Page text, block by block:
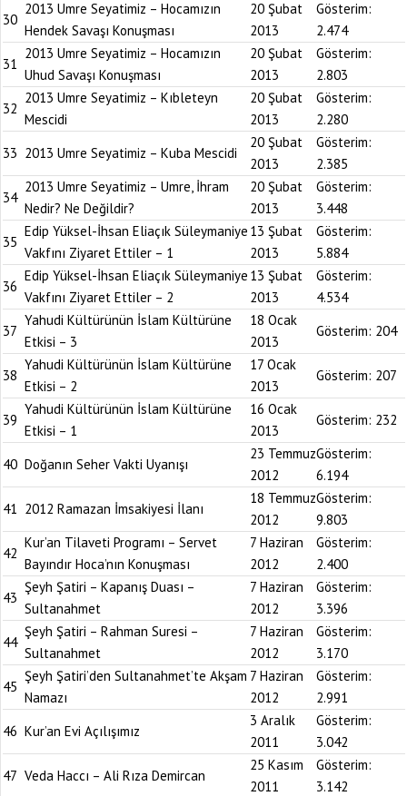
30
2013 Umre Seyatimiz – Hocamızın
Hendek Savaşı Konuşması
20 Şubat
2013
Gösterim:
2.474
31
2013 Umre Seyatimiz – Hocamızın
Uhud Savaşı Konuşması
20 Şubat
2013
Gösterim:
2.803
32
2013 Umre Seyatimiz – Kıbleteyn
Mescidi
20 Şubat
2013
Gösterim:
2.280
33 2013 Umre Seyatimiz – Kuba Mescidi
20 Şubat
2013
Gösterim:
2.385
34
2013 Umre Seyatimiz – Umre, İhram
Nedir? Ne Değildir?
20 Şubat
2013
Gösterim:
3.448
35
Edip Yüksel-İhsan Eliaçık Süleymaniye
Vakfını Ziyaret Ettiler – 1
13 Şubat
2013
Gösterim:
5.884
36
Edip Yüksel-İhsan Eliaçık Süleymaniye
Vakfını Ziyaret Ettiler – 2
13 Şubat
2013
Gösterim:
4.534
37
Yahudi Kültürünün İslam Kültürüne
Etkisi – 3
18 Ocak
2013
Gösterim: 204
38
Yahudi Kültürünün İslam Kültürüne
Etkisi – 2
17 Ocak
2013
Gösterim: 207
39
Yahudi Kültürünün İslam Kültürüne
Etkisi – 1
16 Ocak
2013
Gösterim: 232
40 Doğanın Seher Vakti Uyanışı
23 Temmuz
2012
Gösterim:
6.194
41 2012 Ramazan İmsakiyesi İlanı
18 Temmuz
2012
Gösterim:
9.803
42
Kur’an Tilaveti Programı – Servet
Bayındır Hoca’nın Konuşması
7 Haziran
2012
Gösterim:
2.400
43
Şeyh Şatiri – Kapanış Duası –
Sultanahmet
7 Haziran
2012
Gösterim:
3.396
44
Şeyh Şatiri – Rahman Suresi –
Sultanahmet
7 Haziran
2012
Gösterim:
3.170
45
Şeyh Şatiri’den Sultanahmet’te Akşam
Namazı
7 Haziran
2012
Gösterim:
2.991
46 Kur’an Evi Açılışımız
3 Aralık
2011
Gösterim:
3.042
47 Veda Haccı – Ali Rıza Demircan
25 Kasım
2011
Gösterim:
3.142